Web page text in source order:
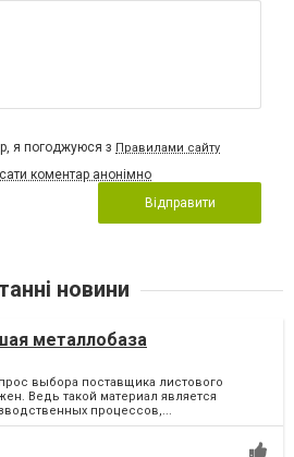
я погоджуюся з Правилами сайту
коментар анонімно
Відправити
новини
металлобаза
выбора поставщика листового
Ведь такой материал является
процессов,...